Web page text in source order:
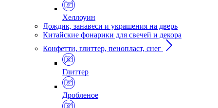
Хеллоуин
Дождик, занавеси и украшения на дверь
Китайские фонарики для свечей и декора
Конфетти, глиттер, пенопласт, снег
Глиттер
Дробленое